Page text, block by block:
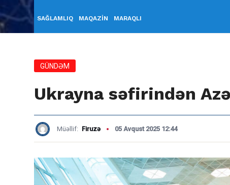
SAĞLAMLIQ MAQAZİN MARAQLI
GÜNDƏM
Ukrayna səfirindən
Müəllif: Firuzə 05 Avqust 2025 12:44